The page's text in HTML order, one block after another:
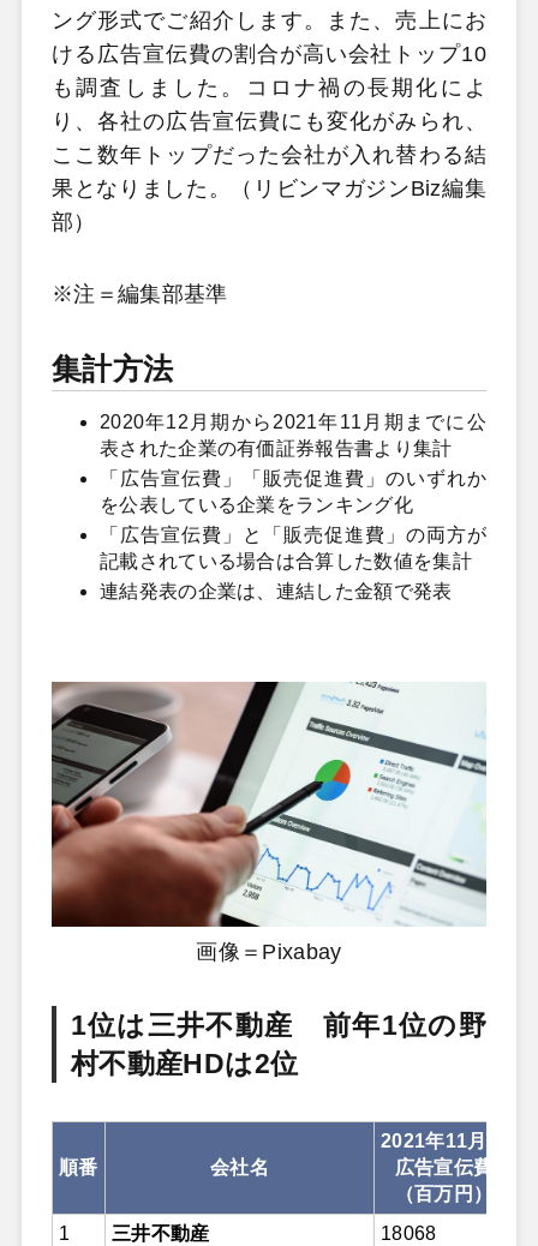
ング形式でご紹介します。また、売上にお
ける広告宣伝費の割合が高い会社トップ10
も調査しました。コロナ禍の長期化によ
り、各社の広告宣伝費にも変化がみられ、
ここ数年トップだった会社が入れ替わる結
果となりました。（リビンマガジンBiz編集
部）
※注＝編集部基準
集計方法
2020年12月期から2021年11月期までに公
表された企業の有価証券報告書より集計
「広告宣伝費」「販売促進費」のいずれか
を公表している企業をランキング化
「広告宣伝費」と「販売促進費」の両方が
記載されている場合は合算した数値を集計
連結発表の企業は、連結した金額で発表
画像＝Pixabay
1位は三井不動産 前年1位の野
村不動産HDは2位
順番 会社名
2021年11月期
広告宣伝費
（百万円）
1
三井不動産 18068